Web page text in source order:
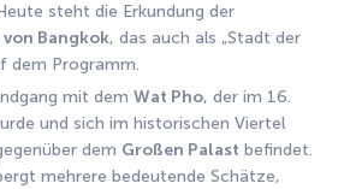
Bangkok, das auch als „Stadt der
dem Programm.
mit dem Wat Pho, der im 16.
dem Großen Palast befindet.
mehrere bedeutende Schätze,